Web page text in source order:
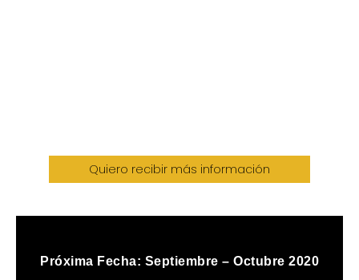
Quiero recibir más información
Próxima Fecha: Septiembre – Octubre 2020